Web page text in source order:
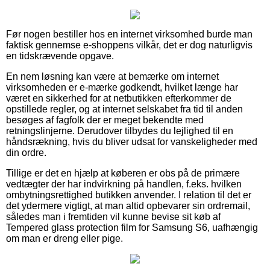
Før nogen bestiller hos en internet virksomhed burde man
faktisk gennemse e-shoppens vilkår, det er dog naturligvis
en tidskrævende opgave.
En nem løsning kan være at bemærke om internet
virksomheden er e-mærke godkendt, hvilket længe har
været en sikkerhed for at netbutikken efterkommer de
opstillede regler, og at internet selskabet fra tid til anden
besøges af fagfolk der er meget bekendte med
retningslinjerne. Derudover tilbydes du lejlighed til en
håndsrækning, hvis du bliver udsat for vanskeligheder med
din ordre.
Tillige er det en hjælp at køberen er obs på de primære
vedtægter der har indvirkning på handlen, f.eks. hvilken
ombytningsrettighed butikken anvender. I relation til det er
det ydermere vigtigt, at man altid opbevarer sin ordremail,
således man i fremtiden vil kunne bevise sit køb af
Tempered glass protection film for Samsung S6, uafhængig
om man er dreng eller pige.